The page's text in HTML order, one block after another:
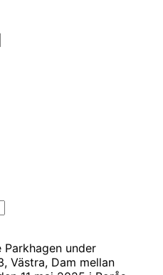
Parkhagen under
Västra, Dam mellan